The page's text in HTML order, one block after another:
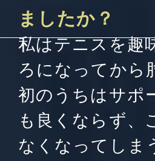
ましたか？
私はテニスを趣
ろになってから
初のうちはサポ
も良くならず、
なくなってしま